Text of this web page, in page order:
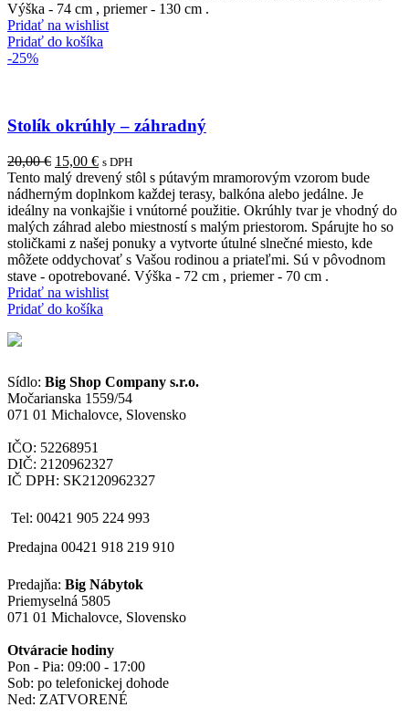
Výška - 74 cm , priemer - 130 cm .
Pridať na wishlist
Pridať do košíka
-25%
Stolík okrúhly – záhradný
20,00€ Pôvodná
cena
bola:
20,00 €.
15,00 €Aktuálna
cena
je:
15,00 €.
s DPH
Tento malý drevený stôl s pútavým mramorovým vzorom bude
nádherným doplnkom každej terasy, balkóna alebo jedálne. Je
ideálny na vonkajšie i vnútorné použitie. Okrúhly tvar je vhodný do
malých záhrad alebo miestností s malým priestorom. Spárujte ho so
stoličkami z našej ponuky a vytvorte útulné slnečné miesto, kde
môžete oddychovať s Vašou rodinou a priateľmi. Sú v pôvodnom
stave - opotrebované. Výška - 72 cm , priemer - 70 cm .
Pridať na wishlist
Pridať do košíka
Sídlo: Big Shop Company s.r.o.
Močarianska 1559/54
071 01 Michalovce, Slovensko
IČO: 52268951
DIČ: 2120962327
IČ DPH: SK2120962327
Tel: 00421 905 224 993
Predajna 00421 918 219 910
Predajňa: Big Nábytok
Priemyselná 5805
071 01 Michalovce, Slovensko
Otváracie hodiny
Pon - Pia: 09:00 - 17:00
Sob: po telefonickej dohode
Ned: ZATVORENÉ